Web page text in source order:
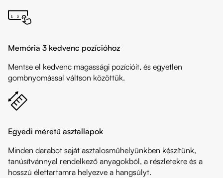
Memória 3 kedvenc pozícióhoz
Mentse el kedvenc magassági pozícióit, és egyetlen
gombnyomással váltson közöttük.
Egyedi méretű asztallapok
Minden darabot saját asztalosműhelyünkben készítünk,
tanúsítvánnyal rendelkező anyagokból, a részletekre és a
hosszú élettartamra helyezve a hangsúlyt.